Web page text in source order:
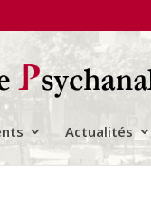
Actualités